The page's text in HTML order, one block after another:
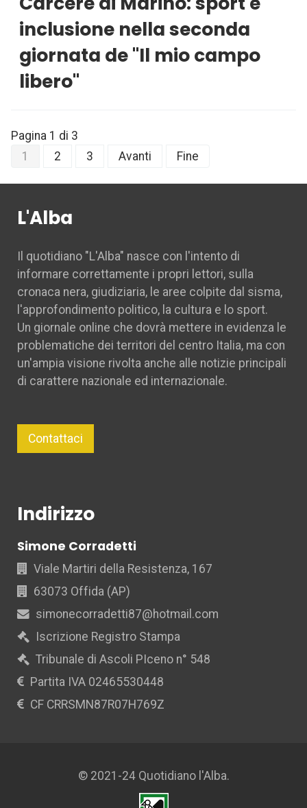
inclusione nella seconda
giornata de ''Il mio campo
libero''
Pagina 1 di 3
1
2 3 Avanti Fine
L'Alba
Il quotidiano "L'Alba" nasce con l'intento di
informare correttamente i propri lettori, sulla
cronaca nera, giudiziaria, le aree colpite dal sisma,
l'approfondimento politico, la cultura e lo sport.
Un giornale online che dovrà mettere in evidenza le
problematiche dei territori del centro Italia, ma con
un'ampia visione rivolta anche alle notizie principali
di carattere nazionale ed internazionale.
Contattaci
Indirizzo
Simone Corradetti
Viale Martiri della Resistenza, 167
63073 Offida (AP)
simonecorradetti87@hotmail.com
Iscrizione Registro Stampa
Tribunale di Ascoli PIceno n° 548
Partita IVA 02465530448
CF CRRSMN87R07H769Z
© 2021-24 Quotidiano l'Alba.